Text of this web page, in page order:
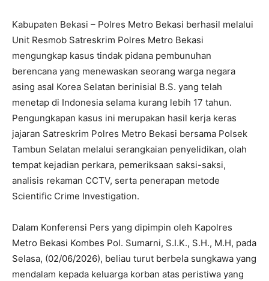
Kabupaten Bekasi – Polres Metro Bekasi berhasil melalui
Unit Resmob Satreskrim Polres Metro Bekasi
mengungkap kasus tindak pidana pembunuhan
berencana yang menewaskan seorang warga negara
asing asal Korea Selatan berinisial B.S. yang telah
menetap di Indonesia selama kurang lebih 17 tahun.
Pengungkapan kasus ini merupakan hasil kerja keras
jajaran Satreskrim Polres Metro Bekasi bersama Polsek
Tambun Selatan melalui serangkaian penyelidikan, olah
tempat kejadian perkara, pemeriksaan saksi-saksi,
analisis rekaman CCTV, serta penerapan metode
Scientific Crime Investigation.
Dalam Konferensi Pers yang dipimpin oleh Kapolres
Metro Bekasi Kombes Pol. Sumarni, S.I.K., S.H., M.H, pada
Selasa, (02/06/2026), beliau turut berbela sungkawa yang
mendalam kepada keluarga korban atas peristiwa yang